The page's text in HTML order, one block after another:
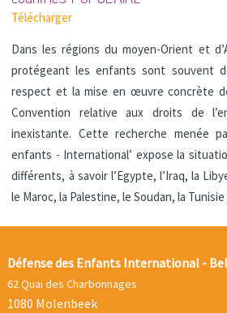
Télécharger
Dans les régions du moyen-Orient et
protégeant les enfants sont souvent
respect et la mise en œuvre concrète
Convention relative aux droits de
inexistante. Cette recherche menée
enfants - International’ expose la
différents, à savoir l’Egypte, l’Iraq, la
le Maroc, la Palestine, le Soudan, la Tunisie
Défense des Enfants International -
62 Quai des Charbonnages
1080 Molenbeek